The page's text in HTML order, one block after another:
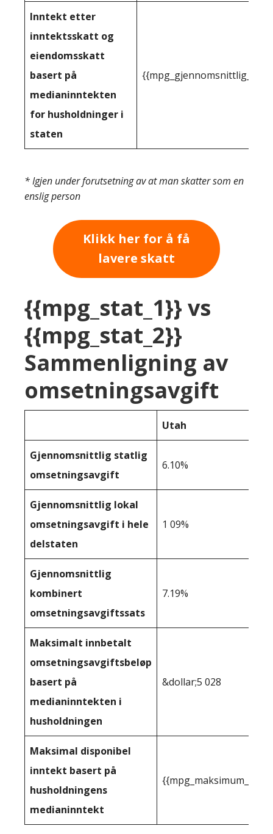
Inntekt etter
inntektsskatt og
eiendomsskatt
basert på
medianinntekten
for husholdninger i
staten
* Igjen under forutsetning av at man skatter som en
enslig person
Klikk her for å få
lavere skatt
{{mpg_stat_1}} vs
{{mpg_stat_2}}
Sammenligning av
omsetningsavgift
Utah
Gjennomsnittlig statlig
omsetningsavgift
6.10%
Gjennomsnittlig lokal
omsetningsavgift i hele
delstaten
1 09%
Gjennomsnittlig
kombinert
omsetningsavgiftssats
7.19%
Maksimalt innbetalt
omsetningsavgiftsbeløp
basert på
medianinntekten i
husholdningen
&dollar;5 028
Maksimal disponibel
inntekt basert på
husholdningens
medianinntekt